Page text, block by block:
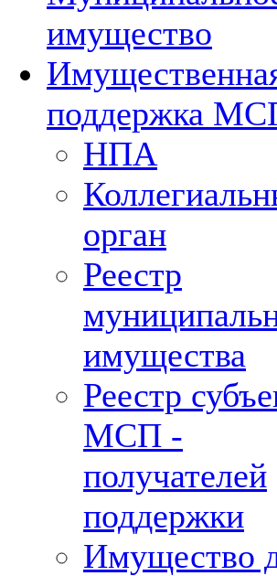
имущество
поддержка
НПА
орган
Реестр
имущества
Реестр
МСП -
получателей
поддержки
Имущество